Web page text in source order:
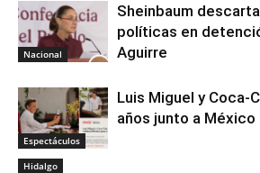
Nacional
Sheinbaum
políticas en
Aguirre
Espectáculos
Luis Miguel y Coca-
años junto a México
Hidalgo